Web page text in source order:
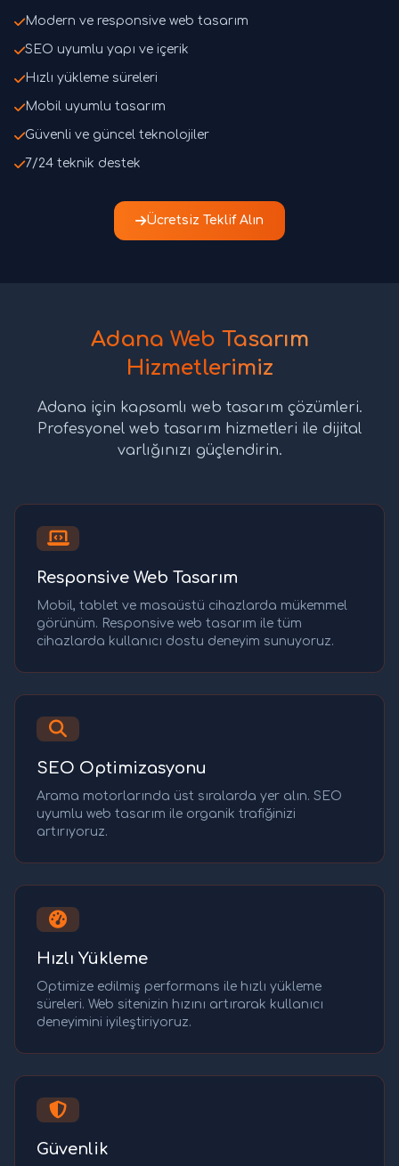
Modern ve responsive web tasarım
SEO uyumlu yapı ve içerik
Hızlı yükleme süreleri
Mobil uyumlu tasarım
Güvenli ve güncel teknolojiler
7/24 teknik destek
Ücretsiz Teklif Alın
Adana Web Tasarım
Hizmetlerimiz
Adana için kapsamlı web tasarım çözümleri.
Profesyonel web tasarım hizmetleri ile dijital
varlığınızı güçlendirin.
Responsive Web Tasarım
Mobil, tablet ve masaüstü cihazlarda mükemmel
görünüm. Responsive web tasarım ile tüm
cihazlarda kullanıcı dostu deneyim sunuyoruz.
SEO Optimizasyonu
Arama motorlarında üst sıralarda yer alın. SEO
uyumlu web tasarım ile organik trafiğinizi
artırıyoruz.
Hızlı Yükleme
Optimize edilmiş performans ile hızlı yükleme
süreleri. Web sitenizin hızını artırarak kullanıcı
deneyimini iyileştiriyoruz.
Güvenlik